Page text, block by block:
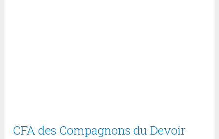
CFA des Compagnons du Devoir